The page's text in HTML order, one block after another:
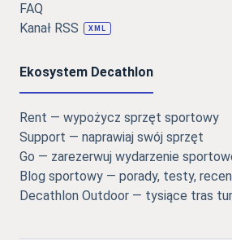
FAQ
Kanał RSS
XML
Ekosystem Decathlon
Rent — wypożycz sprzęt sportowy
Support — naprawiaj swój sprzęt
Go — zarezerwuj wydarzenie
Blog sportowy — porady, testy,
Decathlon Outdoor — tysiące tras